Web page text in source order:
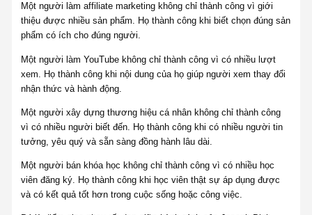
Một người làm affiliate marketing không chỉ thành công vì giới
thiệu được nhiều sản phẩm. Họ thành công khi biết chọn đúng sản
phẩm có ích cho đúng người.
Một người làm YouTube không chỉ thành công vì có nhiều lượt
xem. Họ thành công khi nội dung của họ giúp người xem thay đổi
nhận thức và hành động.
Một người xây dựng thương hiệu cá nhân không chỉ thành công
vì có nhiều người biết đến. Họ thành công khi có nhiều người tin
tưởng, yêu quý và sẵn sàng đồng hành lâu dài.
Một người bán khóa học không chỉ thành công vì có nhiều học
viên đăng ký. Họ thành công khi học viên thật sự áp dụng được
và có kết quả tốt hơn trong cuộc sống hoặc công việc.